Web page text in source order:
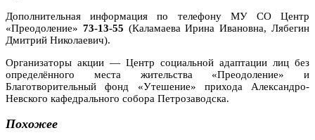
Дополнительная информация по телефону МУ СО Центр
«Преодоление» 73-13-55 (Каламаева Ирина Ивановна, Лябегин
Дмитрий Николаевич).
Организаторы акции — Центр социальной адаптации лиц без
определённого места жительства «Преодоление» и
Благотворительный фонд «Утешение» прихода Александро-
Невского кафедрального собора Петрозаводска.
Похожее